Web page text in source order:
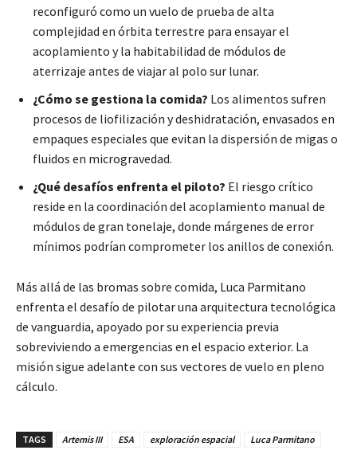
reconfiguró como un vuelo de prueba de alta
complejidad en órbita terrestre para ensayar el
acoplamiento y la habitabilidad de módulos de
aterrizaje antes de viajar al polo sur lunar.
¿Cómo se gestiona la comida? Los alimentos sufren
procesos de liofilización y deshidratación, envasados en
empaques especiales que evitan la dispersión de migas o
fluidos en microgravedad.
¿Qué desafíos enfrenta el piloto? El riesgo crítico
reside en la coordinación del acoplamiento manual de
módulos de gran tonelaje, donde márgenes de error
mínimos podrían comprometer los anillos de conexión.
Más allá de las bromas sobre comida, Luca Parmitano
enfrenta el desafío de pilotar una arquitectura tecnológica
de vanguardia, apoyado por su experiencia previa
sobreviviendo a emergencias en el espacio exterior. La
misión sigue adelante con sus vectores de vuelo en pleno
cálculo.
TAGS Artemis III ESA exploración espacial Luca Parmitano